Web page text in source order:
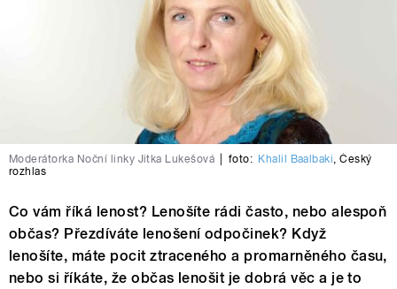
Moderátorka Noční linky Jitka Lukešová foto: Khalil Baalbaki,Český
rozhlas
Co vám říká lenost? Lenošíte rádi často, nebo alespoň
občas? Přezdíváte lenošení odpočinek? Když
lenošíte, máte pocit ztraceného a promarněného času,
nebo si říkáte, že občas lenošit je dobrá věc a je to